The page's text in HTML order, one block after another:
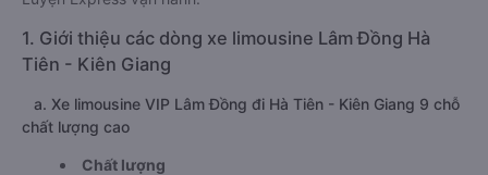
1. Giới thiệu các dòng xe limousine Lâm Đồng Hà
Tiên - Kiên Giang
a. Xe limousine VIP Lâm Đồng đi Hà Tiên - Kiên Giang 9 chỗ
chất lượng cao
Chất lượng